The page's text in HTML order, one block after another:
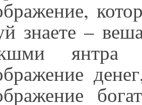
знаете –
янтра